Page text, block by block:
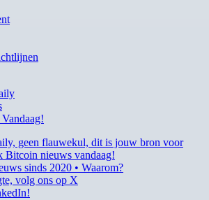
geen flauwekul, dit is jouw bron voor
Bitcoin nieuws vandaag!
sinds 2020 • Waarom?
volg ons op X